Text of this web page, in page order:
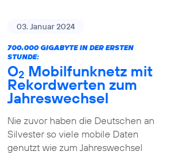
03. Januar 2024
700.000 GIGABYTE IN DER ERSTEN
STUNDE:
O2 Mobilfunknetz mit
Rekordwerten zum
Jahreswechsel
Nie zuvor haben die Deutschen an
Silvester so viele mobile Daten
genutzt wie zum Jahreswechsel